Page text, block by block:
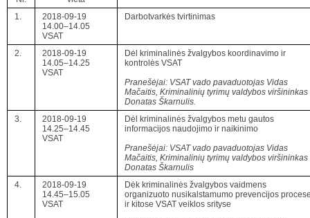
1.
2018-09-19
14.00–14.05
VSAT
Darbotvarkės tvirtinimas
2.
2018-09-19
14.05–14.25
VSAT
Dėl kriminalinės žvalgybos koordinavimo ir
kontrolės VSAT
Pranešėjai: VSAT vado pavaduotojas Vidas
Mačaitis, Kriminalinių tyrimų valdybos viršininkas
Donatas Škarnulis.
3.
2018-09-19
14.25–14.45
VSAT
Dėl kriminalinės žvalgybos metu gautos
informacijos naudojimo ir naikinimo
Pranešėjai: VSAT vado pavaduotojas Vidas
Mačaitis, Kriminalinių tyrimų valdybos viršininkas
Donatas Škarnulis
4.
2018-09-19
14.45–15.05
VSAT
Dėk kriminalinės žvalgybos vaidmens
organizuoto nusikalstamumo prevencijos
ir kitose VSAT veiklos srityse